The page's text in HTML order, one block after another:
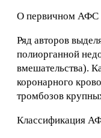
О первичном АФС
Ряд авторов
полиорганной
вмешательства).
коронарного
тромбозов
Классификация